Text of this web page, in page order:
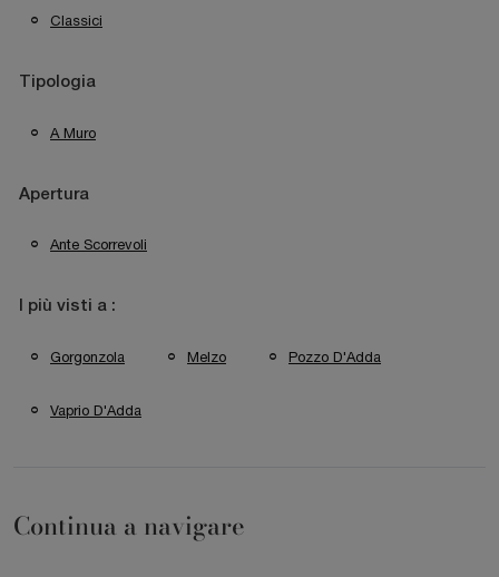
Classici
Tipologia
A Muro
Apertura
Ante Scorrevoli
I più visti a :
Gorgonzola Melzo Pozzo D'Adda
Vaprio D'Adda
Continua a navigare